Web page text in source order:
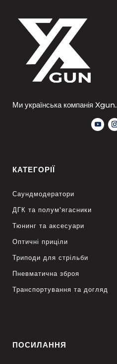
Ми українська компанія Xgun.
КАТЕГОРІЇ
Саундмодератори
ДГК та полум’ягасники
Тюнинг та аксесуари
Оптичні приціли
Триподи для стрільби
Пневматична зброя
Транспортування та догляд
ПОСИЛАННЯ